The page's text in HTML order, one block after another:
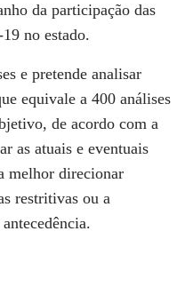
da participação das
no estado.
e pretende analisar
equivale a 400 análises
de acordo com a
as atuais e eventuais
melhor direcionar
restritivas ou a